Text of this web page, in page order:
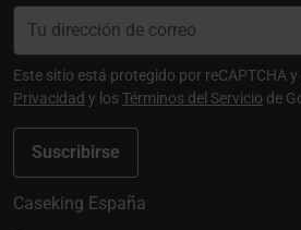
Suscribirse
Este sitio está protegido por reCAPTCHA
Privacidad y losTérminos del Servicio de
Caseking España